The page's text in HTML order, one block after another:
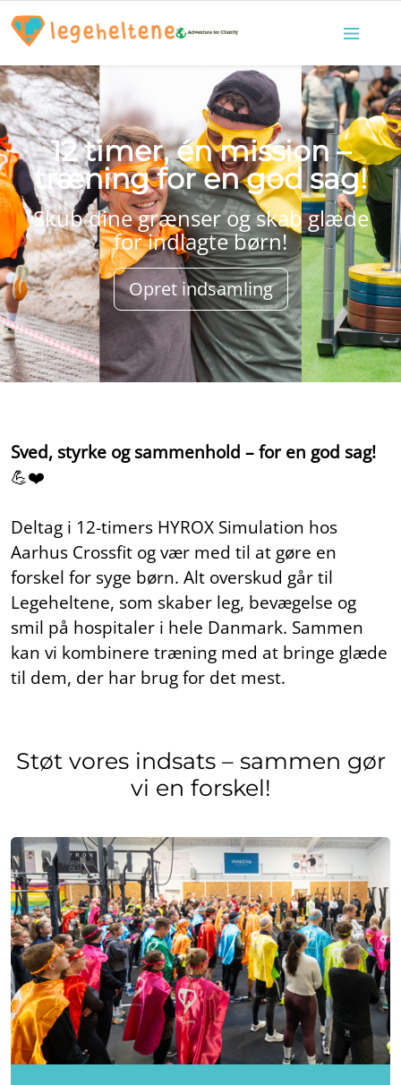
12 timer, én mission –
træning for en god sag!
Skub dine grænser og skab glæde
for indlagte børn!
Opret indsamling
Sved, styrke og sammenhold – for en god sag!
💪❤️
Deltag i 12-timers HYROX Simulation hos
Aarhus Crossfit og vær med til at gøre en
forskel for syge børn. Alt overskud går til
Legeheltene, som skaber leg, bevægelse og
smil på hospitaler i hele Danmark. Sammen
kan vi kombinere træning med at bringe glæde
til dem, der har brug for det mest.
Støt vores indsats – sammen gør
vi en forskel!